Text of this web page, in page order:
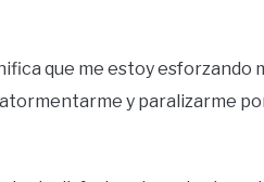
que me estoy
y paralizarme